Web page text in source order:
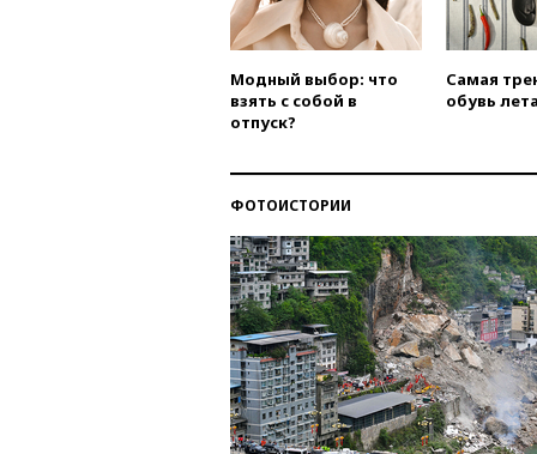
Модный выбор: что
взять с собой в
отпуск?
Самая
обувь
ФОТОИСТОРИИ